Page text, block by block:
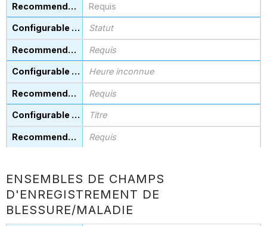
Requis
Statut
Requis
Heure inconnue
Requis
Titre
Requis
ENSEMBLES DE CHAMPS
D'ENREGISTREMENT DE
BLESSURE/MALADIE